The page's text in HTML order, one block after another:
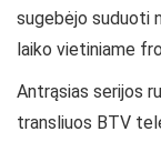
sugebėjo suduoti
laiko vietiniame
Antrąsias serijos
transliuos BTV